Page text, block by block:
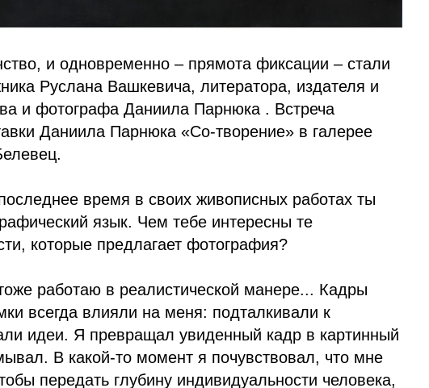
и одновременно – прямота фиксации – стали
Руслана Вашкевича, литератора, издателя и
и фотографа Даниила Парнюка . Встреча
Даниила Парнюка «Со-творение» в галерее
время в своих живописных работах ты
язык. Чем тебе интересны те
которые предлагает фотография?
работаю в реалистической манере... Кадры
всегда влияли на меня: подталкивали к
идеи. Я превращал увиденный кадр в картинный
В какой-то момент я почувствовал, что мне
передать глубину индивидуальности человека,